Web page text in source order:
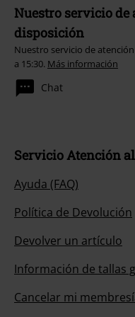
Nuestro servicio de
disposición
Nuestro servicio de
a 15:30. Más información
Chat
Servicio Atención
Ayuda (FAQ)
Política de Devolución
Devolver un artículo
Información de tallas
Cancelar mi